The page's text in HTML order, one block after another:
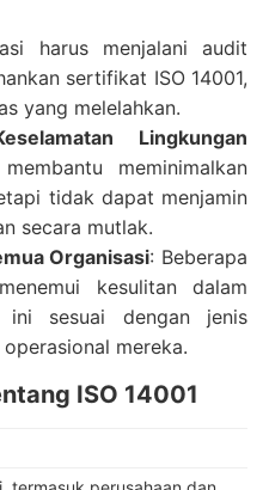
harus menjalani audit
sertifikat ISO 14001,
yang melelahkan.
Lingkungan
meminimalkan
tidak dapat menjamin
secara mutlak.
Organisasi: Beberapa
kesulitan dalam
ini sesuai dengan jenis
mereka.
ISO 14001